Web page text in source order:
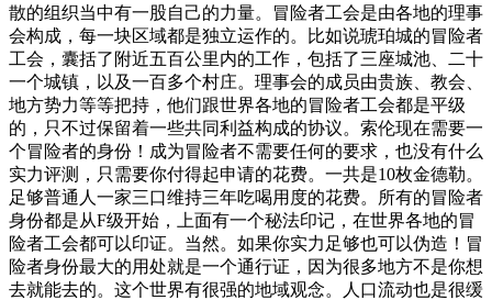
散的组织当中有一股自己的力量。冒险者工会是由各地的理事
会构成，每一块区域都是独立运作的。比如说琥珀城的冒险者
工会，囊括了附近五百公里内的工作，包括了三座城池、二十
一个城镇，以及一百多个村庄。理事会的成员由贵族、教会、
地方势力等等把持，他们跟世界各地的冒险者工会都是平级
的，只不过保留着一些共同利益构成的协议。索伦现在需要一
个冒险者的身份！成为冒险者不需要任何的要求，也没有什么
实力评测，只需要你付得起申请的花费。一共是10枚金德勒。
足够普通人一家三口维持三年吃喝用度的花费。所有的冒险者
身份都是从F级开始，上面有一个秘法印记，在世界各地的冒
险者工会都可以印证。当然。如果你实力足够也可以伪造！冒
险者身份最大的用处就是一个通行证，因为很多地方不是你想
去就能去的。这个世界有很强的地域观念。人口流动也是很缓